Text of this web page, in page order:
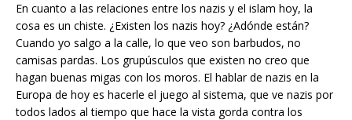
En cuanto a las relaciones entre los nazis y el islam hoy, la
cosa es un chiste. ¿Existen los nazis hoy? ¿Adónde están?
Cuando yo salgo a la calle, lo que veo son barbudos, no
camisas pardas. Los grupúsculos que existen no creo que
hagan buenas migas con los moros. El hablar de nazis en la
Europa de hoy es hacerle el juego al sistema, que ve nazis por
todos lados al tiempo que hace la vista gorda contra los